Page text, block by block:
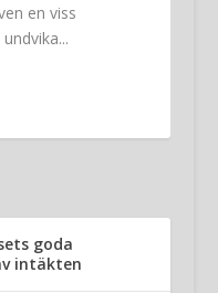
en viss
goda
intäkten